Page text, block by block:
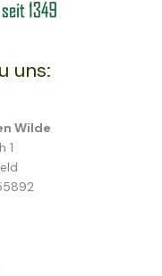
uns:
Wilde
1